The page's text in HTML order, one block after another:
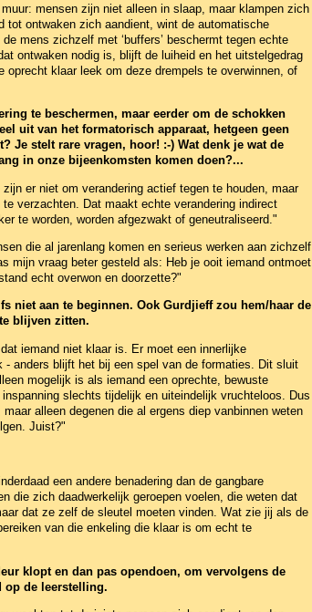
mensen zijn niet alleen in slaap, maar klampen zich
ontwaken zich aandient, wint de automatische
mens zichzelf met ‘buffers’ beschermt tegen echte
ontwaken nodig is, blijft de luiheid en het uitstelgedrag
oprecht klaar leek om deze drempels te overwinnen, of
te beschermen, maar eerder om de schokken
uit van het formatorisch apparaat, hetgeen geen
Je stelt rare vragen, hoor! :-) Wat denk je wat de
in onze bijeenkomsten komen doen?...
er niet om verandering actief tegen te houden, maar
verzachten. Dat maakt echte verandering indirect
te worden, worden afgezwakt of geneutraliseerd."
die al jarenlang komen en serieus werken aan zichzelf
mijn vraag beter gesteld als: Heb je ooit iemand ontmoet
echt overwon en doorzette?"
niet aan te beginnen. Ook Gurdjieff zou hem/haar de
blijven zitten.
iemand niet klaar is. Er moet een innerlijke
anders blijft het bij een spel van de formaties. Dit sluit
mogelijk is als iemand een oprechte, bewuste
slechts tijdelijk en uiteindelijk vruchteloos. Dus
alleen degenen die al ergens diep vanbinnen weten
Juist?"
een andere benadering dan de gangbare
die zich daadwerkelijk geroepen voelen, die weten dat
dat ze zelf de sleutel moeten vinden. Wat zie jij als de
van die enkeling die klaar is om echt te
klopt en dan pas opendoen, om vervolgens de
op de leerstelling.